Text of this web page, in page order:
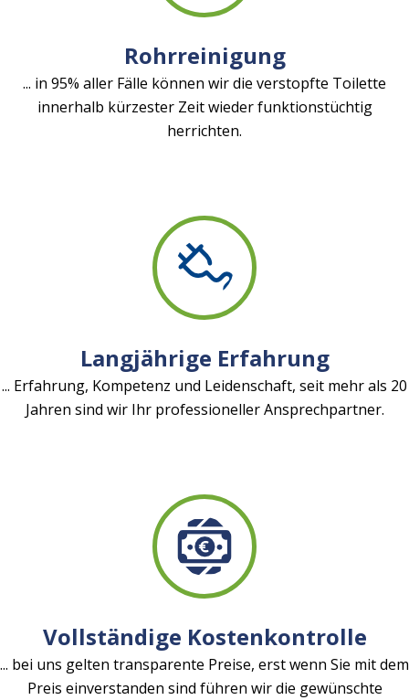
Rohrreinigung
... in 95% aller Fälle können wir die verstopfte Toilette
innerhalb kürzester Zeit wieder funktionstüchtig
herrichten.
Langjährige Erfahrung
... Erfahrung, Kompetenz und Leidenschaft, seit mehr als 20
Jahren sind wir Ihr professioneller Ansprechpartner.
Vollständige Kostenkontrolle
... bei uns gelten transparente Preise, erst wenn Sie mit dem
Preis einverstanden sind führen wir die gewünschte